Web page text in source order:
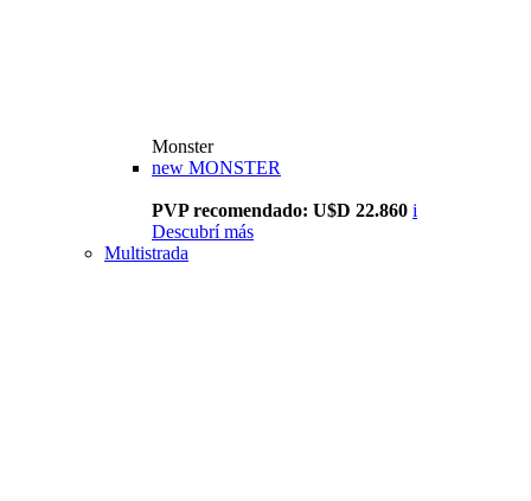
Monster
new MONSTER
PVP recomendado: U$D 22.860 i
Descubrí más
Multistrada